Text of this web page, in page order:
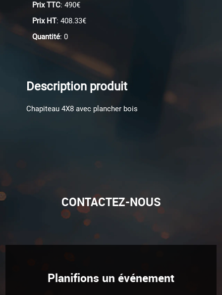
Prix TTC: 490€
Prix HT: 408.33€
Quantité: 0
Description produit
Chapiteau 4X8 avec plancher bois
CONTACTEZ-NOUS
Planifions un événement